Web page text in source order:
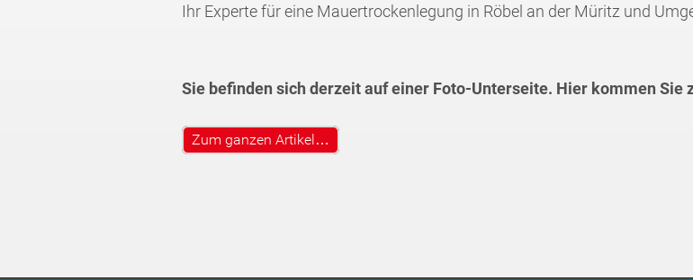
Ihr Experte für eine Mauertrockenlegung in Röbel an der Müritz und
Sie befinden sich derzeit auf einer Foto-Unterseite. Hier kommen
Zum ganzen Artikel…